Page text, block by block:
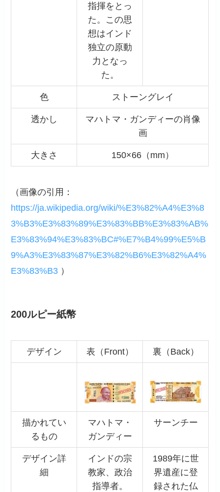
指揮をとっ
た。この思
想はインド
独立の原動
力となっ
た。
色 ストーングレイ
透かし
マハトマ・ガンディーの肖像
画
大きさ 150×66（mm）
（画像の引用：
https://ja.wikipedia.org/wiki/%E3%82%A4%E3%8
3%B3%E3%83%89%E3%83%BB%E3%83%AB%
E3%83%94%E3%83%BC#%E7%B4%99%E5%B
9%A3%E3%83%87%E3%82%B6%E3%82%A4%
E3%83%B3 ）
200ルピー紙幣
デザイン 表（Front） 裏（Back）
描かれてい
るもの
マハトマ・
ガンディー
サーンチー
デザイン詳
細
インドの宗
教家、政治
指導者。
1989年に世
界遺産に登
録された仏